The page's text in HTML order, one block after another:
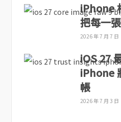
iPhone
把每一
2026 年 7 月 7 日
iOS 27
iPhone
帳
2026 年 7 月 3 日